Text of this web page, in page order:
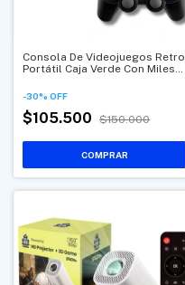
Consola De Videojuegos Retro
Portátil Caja Verde Con Miles
-30% OFF
$105.500 $150.000